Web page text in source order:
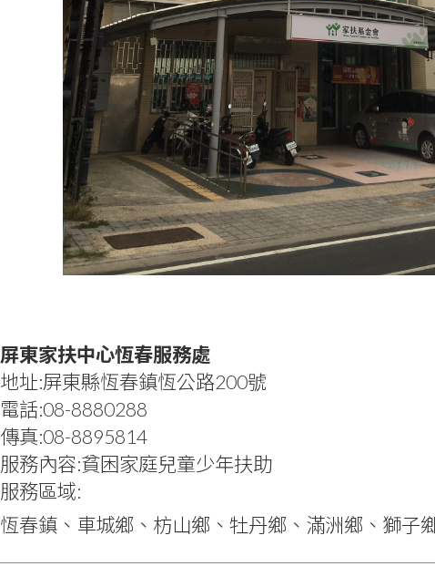
屏東家扶中心恆春服務處
地址:屏東縣恆春鎮恆公路200號
電話:08-8880288
傳真:08-8895814
服務內容:貧困家庭兒童少年扶助
服務區域:
恆春鎮、車城鄉、枋山鄉、牡丹鄉、滿洲鄉、獅子